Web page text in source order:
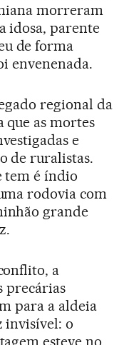
morreram
idosa, parente
de forma
envenenada.
regional da
as mortes
e
de ruralistas.
tem é índio
rodovia com
grande
a
precárias
para a aldeia
invisível: o
esteve no